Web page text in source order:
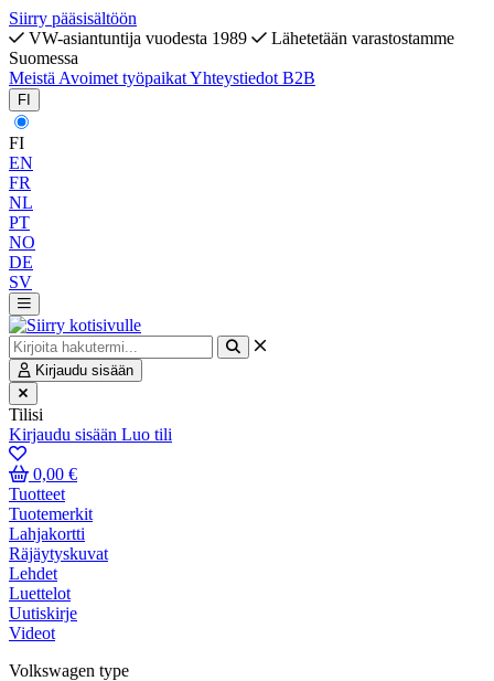
Siirry pääsisältöön
VW-asiantuntija vuodesta 1989
Lähetetään varastostamme
Suomessa
Meistä Avoimet työpaikatYhteystiedot B2B
FI
FI
EN
FR
NL
PT
NO
DE
SV
Kirjaudu sisään
Tilisi
Kirjaudu sisään Luo tili
0,00 €
Tuotteet
Tuotemerkit
Lahjakortti
Räjäytyskuvat
Lehdet
Luettelot
Uutiskirje
Videot
Volkswagen type